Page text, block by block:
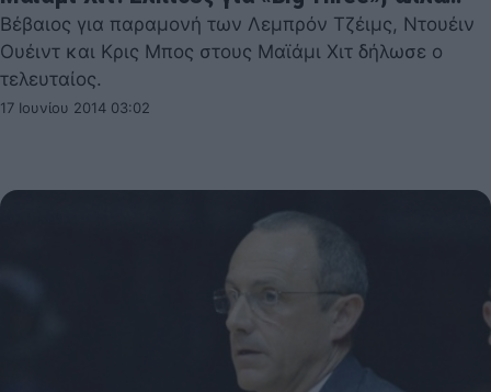
Βέβαιος για παραμονή των Λεμπρόν Τζέιμς, Ντουέιν
Ουέιντ και Κρις Μπος στους Μαϊάμι Χιτ δήλωσε ο
τελευταίος.
17 Ιουνίου 2014 03:02